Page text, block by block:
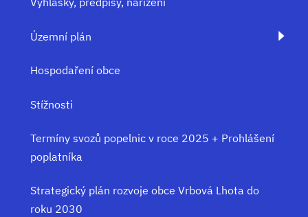
Územní plán
Hospodaření obce
Stížnosti
Termíny svozů popelnic v roce 2025 + Prohlášení
poplatníka
Strategický plán rozvoje obce Vrbová Lhota do
roku 2030